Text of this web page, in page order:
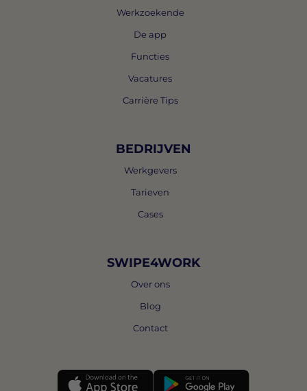
Werkzoekende
De app
Functies
Vacatures
Carrière Tips
BEDRIJVEN
Werkgevers
Tarieven
Cases
SWIPE4WORK
Over ons
Blog
Contact